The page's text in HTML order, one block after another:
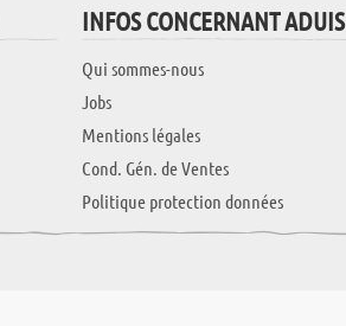
INFOS CONCERNANT ADUIS
Qui sommes-nous
Jobs
Mentions légales
Cond. Gén. de Ventes
Politique protection données